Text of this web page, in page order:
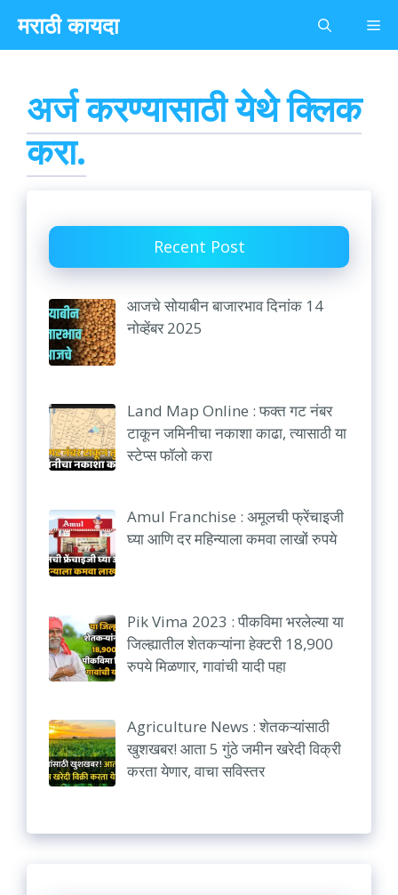
content
मराठी कायदा
अर्ज करण्यासाठी येथे क्लिक
करा.
Recent Post
आजचे सोयाबीन बाजारभाव दिनांक 14
नोव्हेंबर 2025
Land Map Online : फक्त गट नंबर
टाकून जमिनीचा नकाशा काढा, त्यासाठी या
स्टेप्स फॉलो करा
Amul Franchise : अमूलची फ्रेंचाइजी
घ्या आणि दर महिन्याला कमवा लाखों रुपये
Pik Vima 2023 : पीकविमा भरलेल्या या
जिल्ह्यातील शेतकऱ्यांना हेक्टरी 18,900
रुपये मिळणार, गावांची यादी पहा
Agriculture News : शेतकऱ्यांसाठी
खुशखबर! आता 5 गुंठे जमीन खरेदी विक्री
करता येणार, वाचा सविस्तर